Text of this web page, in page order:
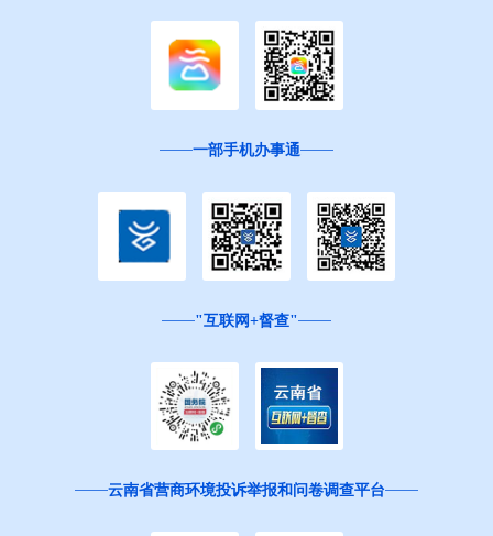
一部手机办事通
"互联网+督查"
云南省营商环境投诉举报和问卷调查平台